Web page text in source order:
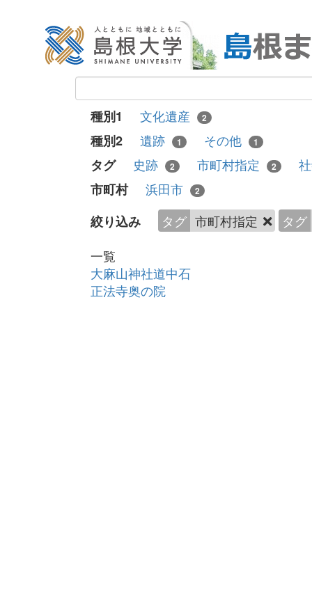
種別1 文化遺産 2
種別2 遺跡 1 その他 1
タグ 史跡 2 市町村指定 2
市町村
浜田市 2
絞り込み タグ 市町村指定
タグ
一覧
大麻山神社道中石
正法寺奥の院